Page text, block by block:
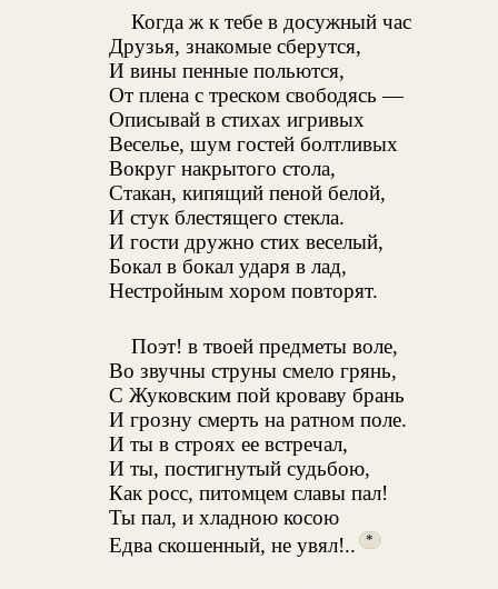
Когда ж к тебе в досужный час
Друзья, знакомые сберутся,
И вины пенные польются,
От плена с треском свободясь —
Описывай в стихах игривых
Веселье, шум гостей болтливых
Вокруг накрытого стола,
Стакан, кипящий пеной белой,
И стук блестящего стекла.
И гости дружно стих веселый,
Бокал в бокал ударя в лад,
Нестройным хором повторят.
Поэт! в твоей предметы воле,
Во звучны струны смело грянь,
С Жуковским пой кроваву брань
И грозну смерть на ратном поле.
И ты в строях ее встречал,
И ты, постигнутый судьбою,
Как росс, питомцем славы пал!
Ты пал, и хладною косою
Едва скошенный, не увял!..
*